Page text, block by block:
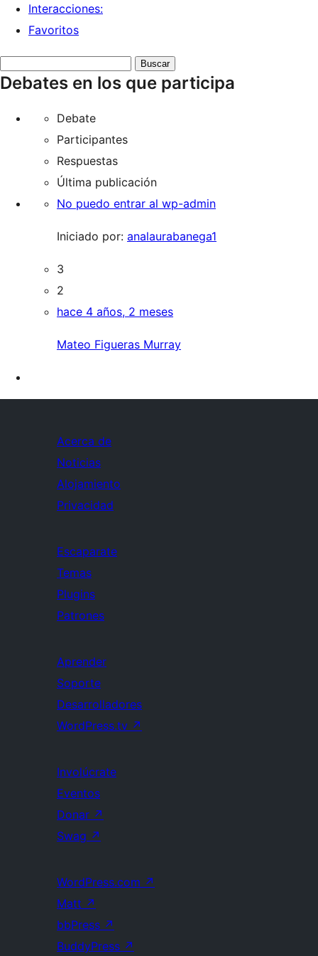
Interacciones:
Favoritos
debates:
Debates en los que participa
Debate
Participantes
Respuestas
Última publicación
No puedo entrar al wp-admin
Iniciado por: analaurabanega1
3
2
hace 4 años, 2 meses
Mateo Figueras Murray
Acerca de
Noticias
Alojamiento
Privacidad
Escaparate
Temas
Plugins
Patrones
Aprender
Soporte
Desarrolladores
WordPress.tv ↗
Involúcrate
Eventos
Donar ↗
Swag ↗
WordPress.com ↗
Matt ↗
bbPress ↗
BuddyPress ↗